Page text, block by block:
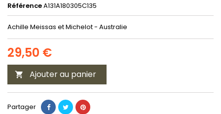
RéférenceA131A180305C135
Achille Meissas et Michelot - Australie
29,50 €
 Ajouter au panier
Partager